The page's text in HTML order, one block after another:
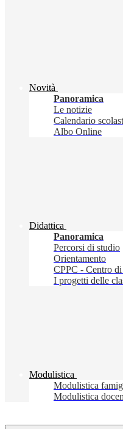
Novità
Panoramica
Le notizie
Calendario
Albo Online
Didattica
Panoramica
Percorsi di studio
Orientamento
CPPC - Centro
I progetti delle
Modulistica
Modulistica
Modulistica